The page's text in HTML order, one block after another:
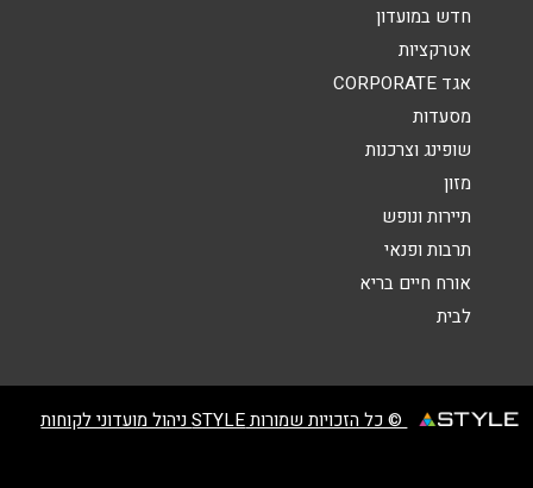
חדש במועדון
אטרקציות
אגד CORPORATE
מסעדות
שופינג וצרכנות
מזון
תיירות ונופש
תרבות ופנאי
אורח חיים בריא
לבית
© כל הזכויות שמורות STYLE ניהול מועדוני לקוחות